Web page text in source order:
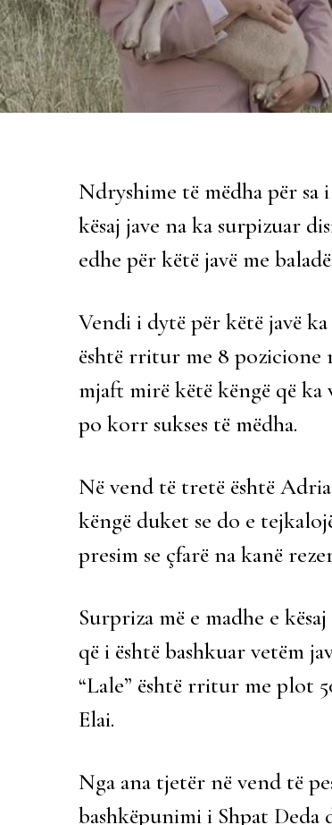
Ndryshime të mëdha për
kësaj jave na ka surpizuar
edhe për këtë javë me
Vendi i dytë për këtë javë
është rritur me 8 pozicione
mjaft mirë këtë këngë që
po korr sukses të mëdha.
Në vend të tretë është
këngë duket se do e
presim se çfarë na kanë
Surpriza më e madhe e
që i është bashkuar vetëm
“Lale” është rritur me plot
Elai.
Nga ana tjetër në vend të
bashkëpunimi i Shpat Deda